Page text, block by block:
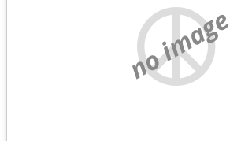
no image